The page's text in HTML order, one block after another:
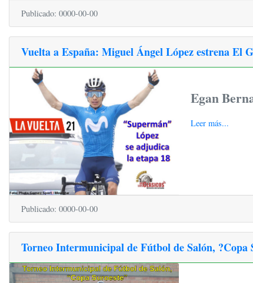
Publicado: 0000-00-00
Vuelta a España: Miguel Ángel López estrena El
Egan
Leer más...
Publicado: 0000-00-00
Torneo Intermunicipal de Fútbol de Salón, ?Copa